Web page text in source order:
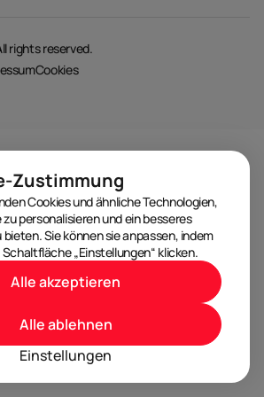
rights reserved.
Cookies
Zustimmung
Cookies und ähnliche Technologien,
personalisieren und ein besseres
bieten. Sie können sie anpassen, indem
„Einstellungen“ klicken.
Einstellungen
Alle ablehnen
Alle akzeptieren